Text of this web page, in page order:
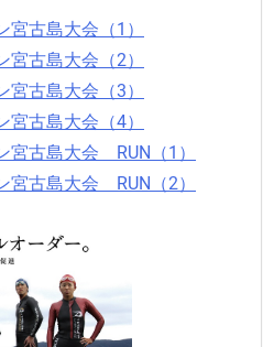
古島大会（1）
古島大会（2）
古島大会（3）
古島大会（4）
宮古島大会 RUN（1）
宮古島大会 RUN（2）